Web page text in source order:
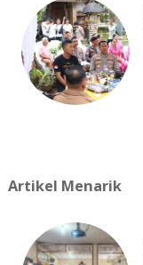
Artikel Menarik